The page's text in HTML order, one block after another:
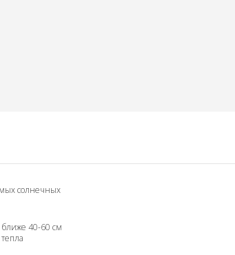
солнечных
40-60 см